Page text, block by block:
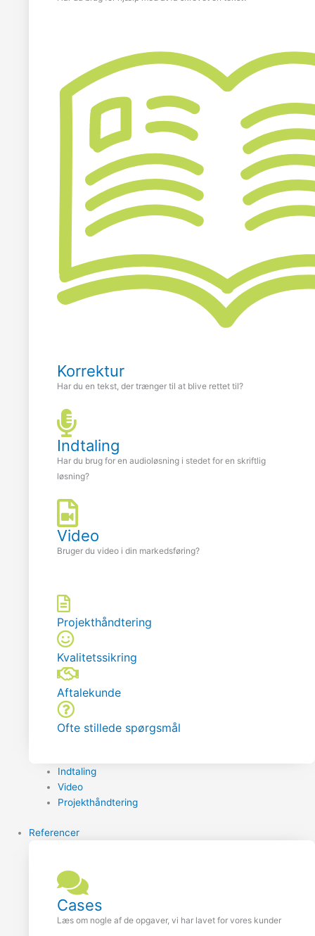
Korrektur
Har du en tekst, der trænger til at blive rettet til?
Indtaling
Har du brug for en audioløsning i stedet for en skriftlig
løsning?
Video
Bruger du video i din markedsføring?
Projekthåndtering
Kvalitetssikring
Aftalekunde
Ofte stillede spørgsmål
Indtaling
Video
Projekthåndtering
Referencer
Cases
Læs om nogle af de opgaver, vi har lavet for vores kunder